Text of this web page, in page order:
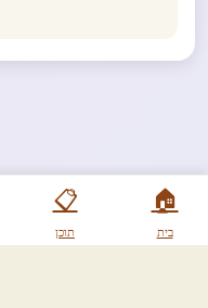
🏠
בית
📋
תוכן